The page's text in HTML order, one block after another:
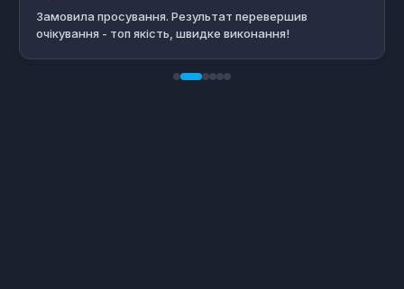
Замовила просування. Результат перевершив
очікування - топ якість, швидке виконання!